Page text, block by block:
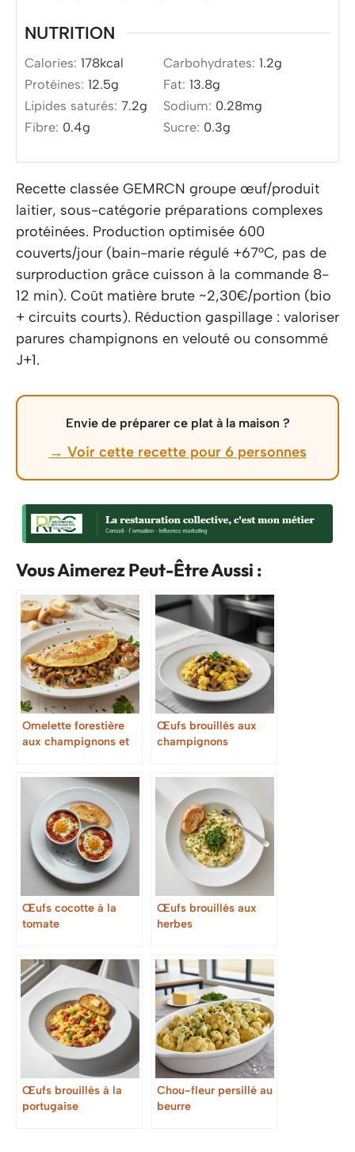
NUTRITION
Calories: 178kcal Carbohydrates: 1.2g
Protéines: 12.5g Fat: 13.8g
Lipides saturés: 7.2g Sodium: 0.28mg
Fibre: 0.4g Sucre: 0.3g
Recette classée GEMRCN groupe œuf/produit
laitier, sous-catégorie préparations complexes
protéinées. Production optimisée 600
couverts/jour (bain-marie régulé +67°C, pas de
surproduction grâce cuisson à la commande 8-
12 min). Coût matière brute ~2,30€/portion (bio
+ circuits courts). Réduction gaspillage : valoriser
parures champignons en velouté ou consommé
J+1.
Envie de préparer ce plat à la maison ?
→ Voir cette recette pour 6 personnes
Vous Aimerez Peut-Être Aussi :
Omelette forestière
aux champignons et
Œufs brouillés aux
champignons
Œufs cocotte à la
tomate
Œufs brouillés aux
herbes
Œufs brouillés à la
portugaise
Chou-fleur persillé au
beurre